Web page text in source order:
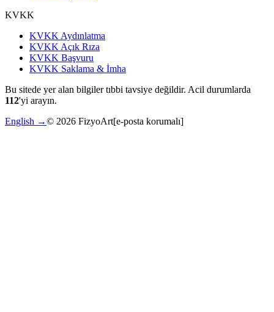
KVKK
KVKK Aydınlatma
KVKK Açık Rıza
KVKK Başvuru
KVKK Saklama & İmha
Bu sitede yer alan bilgiler tıbbi tavsiye değildir. Acil durumlarda
112'yi arayın.
English →© 2026 FizyoArt[e-posta korumalı]